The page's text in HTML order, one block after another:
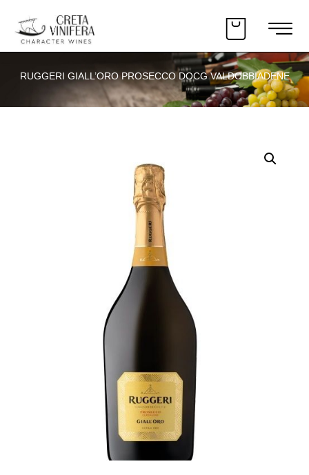
RUGGERI GIALL’ORO PROSECCO DOCG VALDOBBIADENE